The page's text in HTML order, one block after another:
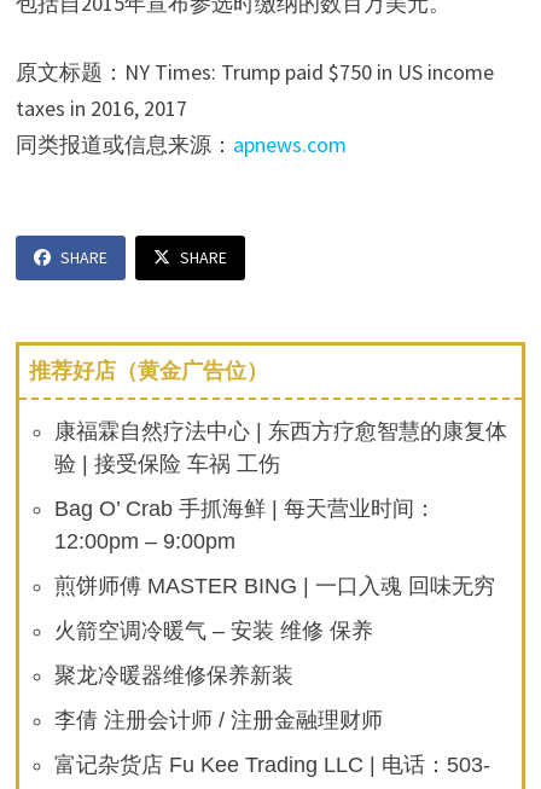
原文标题：NY Times: Trump paid $750 in US income
taxes in 2016, 2017
同类报道或信息来源： apnews.com
SHARE SHARE
推荐好店（黄金广告位）
康福霖自然疗法中心 | 东西方疗愈智慧的康复体
验 | 接受保险 车祸 工伤
Bag O’ Crab 手抓海鲜 | 每天营业时间：
12:00pm – 9:00pm
煎饼师傅 MASTER BING | 一口入魂 回味无穷
火箭空调冷暖气 – 安装 维修 保养
聚龙冷暖器维修保养新装
李倩 注册会计师 / 注册金融理财师
富记杂货店 Fu Kee Trading LLC | 电话：503-